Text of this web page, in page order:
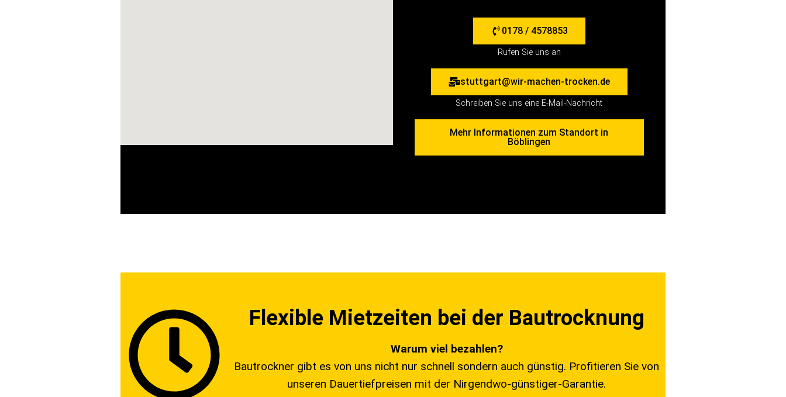
0178 / 4578853
Rufen Sie uns an
stuttgart@wir-machen-trocken.de
Schreiben Sie uns eine E-Mail-Nachricht
Mehr Informationen zum Standort in
Böblingen
Flexible Mietzeiten bei der Bautrocknung
Warum viel bezahlen?
Bautrockner gibt es von uns nicht nur schnell sondern auch günstig. Profitieren Sie von
unseren Dauertiefpreisen mit der Nirgendwo-günstiger-Garantie.